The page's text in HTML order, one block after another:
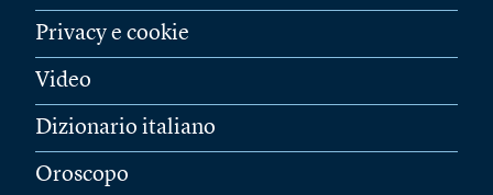
Privacy e cookie
Video
Dizionario italiano
Oroscopo